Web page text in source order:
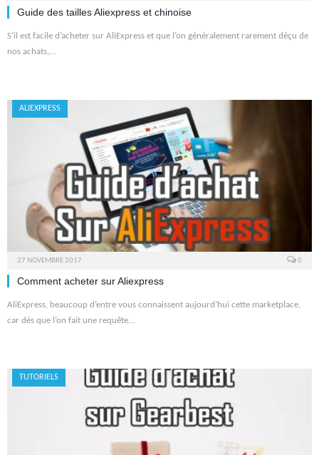
Guide des tailles Aliexpress et chinoise
S’il est facile d’acheter sur AliExpress et que l’on généralement rarement déçu de
nos achats,…
ALIEXPRESS
27 NOVEMBRE 2017 0
Comment acheter sur Aliexpress
AliExpress, beaucoup d’entre vous connaissent aujourd’hui cette marketplace,
car dès que l’on fait une requête…
TUTORIELS